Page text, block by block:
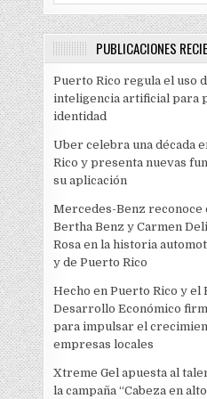
PUBLICACIONES
Puerto Rico regula el uso
inteligencia artificial para
identidad
Uber celebra una década
Rico y presenta nuevas
su aplicación
Mercedes-Benz reconoce
Bertha Benz y Carmen
Rosa en la historia
y de Puerto Rico
Hecho en Puerto Rico y el
Desarrollo Económico
para impulsar el
empresas locales
Xtreme Gel apuesta al
la campaña “Cabeza en